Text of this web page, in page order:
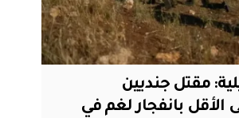
مقتل جنديين
الأقل بانفجار لغم في